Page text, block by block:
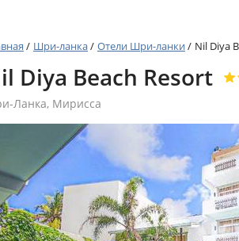
/ Шри-ланка/ Отели Шри-ланки/ Nil Diya
Diya Beach Resort
Ланка, Мирисса